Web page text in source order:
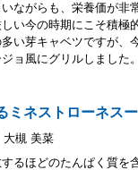
ながらも、栄養価が非
い今の時期にこそ積極
い芽キャベツですが、
ョ風にグリルしました
ミネストローネス
大槻 美菜
るほどのたんぱく質を